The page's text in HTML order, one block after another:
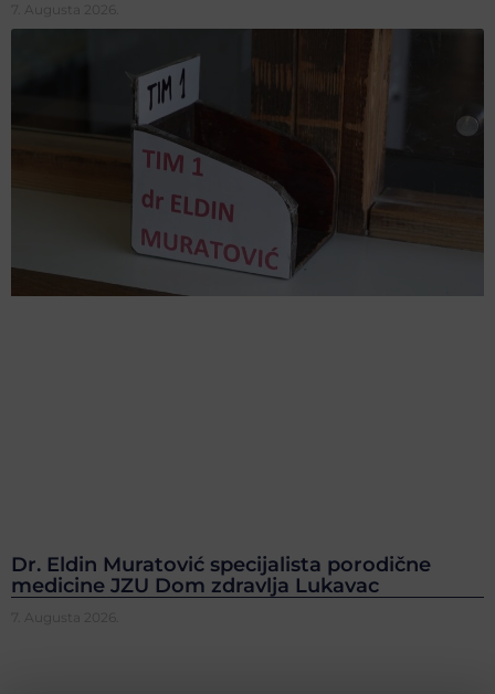
7. Augusta 2026.
Dr. Eldin Muratović specijalista porodične
medicine JZU Dom zdravlja Lukavac
7. Augusta 2026.